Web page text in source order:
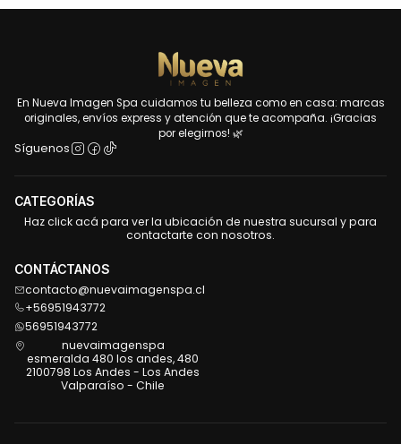
En Nueva Imagen Spa cuidamos tu belleza como en casa: marcas
originales, envíos express y atención que te acompaña. ¡Gracias
por elegirnos! 🌿
Síguenos
CATEGORÍAS
Haz click acá para ver la ubicación de nuestra sucursal y para
contactarte con nosotros.
CONTÁCTANOS
contacto@nuevaimagenspa.cl
+56951943772
56951943772
nuevaimagenspa
esmeralda 480 los andes, 480
2100798 Los Andes - Los Andes
Valparaíso - Chile